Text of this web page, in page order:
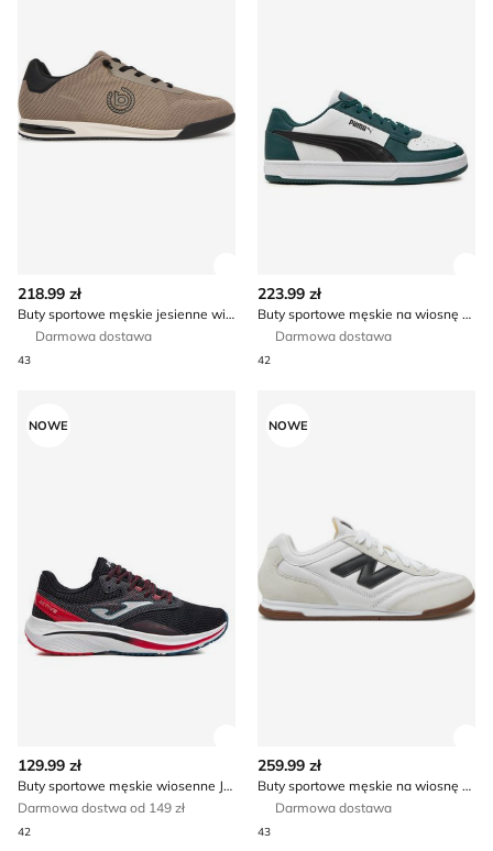
218.99 zł
Buty sportowe męskie jesienne wiosenne Bugatti
Darmowa dostawa
43
223.99 zł
Buty sportowe męskie na wiosnę Puma
Darmowa dostawa
42
NOWE
129.99 zł
Buty sportowe męskie wiosenne Joma
Darmowa dostwa od 149 zł
42
NOWE
259.99 zł
Buty sportowe męskie na wiosnę New Balance
Darmowa dostawa
43